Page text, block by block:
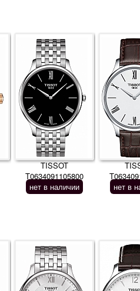
TISSOT
T0634091105800
нет в наличии
нет в